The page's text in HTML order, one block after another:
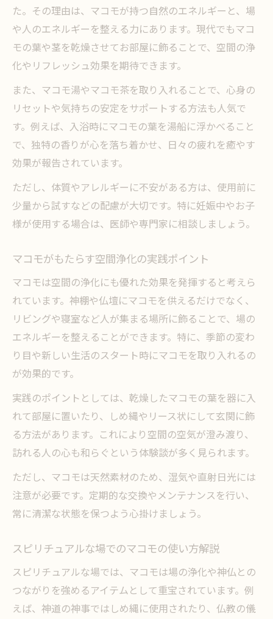
た。その理由は、マコモが持つ自然のエネルギーと、場
や人のエネルギーを整える力にあります。現代でもマコ
モの葉や茎を乾燥させてお部屋に飾ることで、空間の浄
化やリフレッシュ効果を期待できます。
また、マコモ湯やマコモ茶を取り入れることで、心身の
リセットや気持ちの安定をサポートする方法も人気で
す。例えば、入浴時にマコモの葉を湯船に浮かべること
で、独特の香りが心を落ち着かせ、日々の疲れを癒やす
効果が報告されています。
ただし、体質やアレルギーに不安がある方は、使用前に
少量から試すなどの配慮が大切です。特に妊娠中やお子
様が使用する場合は、医師や専門家に相談しましょう。
マコモがもたらす空間浄化の実践ポイント
マコモは空間の浄化にも優れた効果を発揮すると考えら
れています。神棚や仏壇にマコモを供えるだけでなく、
リビングや寝室など人が集まる場所に飾ることで、場の
エネルギーを整えることができます。特に、季節の変わ
り目や新しい生活のスタート時にマコモを取り入れるの
が効果的です。
実践のポイントとしては、乾燥したマコモの葉を器に入
れて部屋に置いたり、しめ縄やリース状にして玄関に飾
る方法があります。これにより空間の空気が澄み渡り、
訪れる人の心も和らぐという体験談が多く見られます。
ただし、マコモは天然素材のため、湿気や直射日光には
注意が必要です。定期的な交換やメンテナンスを行い、
常に清潔な状態を保つよう心掛けましょう。
スピリチュアルな場でのマコモの使い方解説
スピリチュアルな場では、マコモは場の浄化や神仏との
つながりを強めるアイテムとして重宝されています。例
えば、神道の神事ではしめ縄に使用されたり、仏教の儀